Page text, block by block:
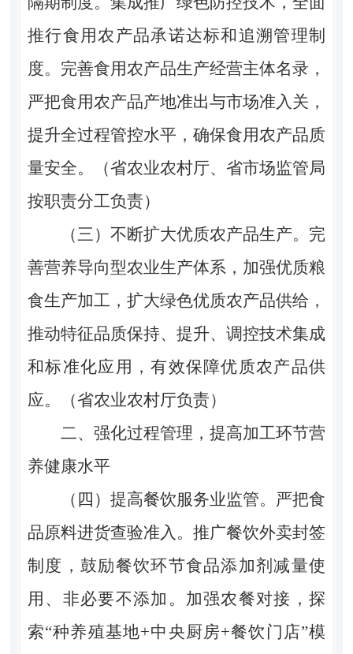
推行食用农产品承诺达标和追溯管理制
度。完善食用农产品生产经营主体名录，
严把食用农产品产地准出与市场准入关，
提升全过程管控水平，确保食用农产品质
量安全。（省农业农村厅、省市场监管局
按职责分工负责）
（三）不断扩大优质农产品生产。完
善营养导向型农业生产体系，加强优质粮
食生产加工，扩大绿色优质农产品供给，
推动特征品质保持、提升、调控技术集成
和标准化应用，有效保障优质农产品供
应。（省农业农村厅负责）
二、强化过程管理，提高加工环节营
养健康水平
（四）提高餐饮服务业监管。严把食
品原料进货查验准入。推广餐饮外卖封签
制度，鼓励餐饮环节食品添加剂减量使
用、非必要不添加。加强农餐对接，探
索“种养殖基地+中央厨房+餐饮门店”模